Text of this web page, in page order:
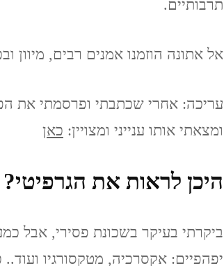
תרבותיים.
אל אתונה הוזמנו אמנים רבים, מיוון
עריכה: אחרי שכתבתי ופרסמתי את
ומצאתי אותו ענייני ומצויין: כאן
היכן לראות את הגרפיטי?
ביקרתי בעיקר בשכונת פסירי, אבל
יפהפיים: אקסרכיה, מטקסורגיו